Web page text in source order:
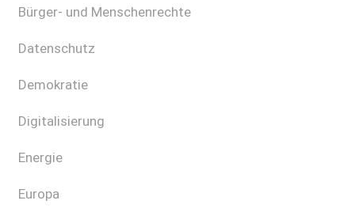
Bürger- und Menschenrechte
Datenschutz
Demokratie
Digitalisierung
Energie
Europa